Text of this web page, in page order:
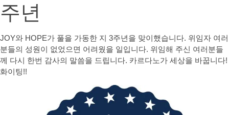
주년
JOY와 HOPE가 풀을 가동한 지 3주년을 맞이했습니다. 위임자 여러
분들의 성원이 없었으면 어려웠을 일입니다. 위임해 주신 여러분들
께 다시 한번 감사의 말씀을 드립니다. 카르다노가 세상을 바꿉니다!
화이팅!!